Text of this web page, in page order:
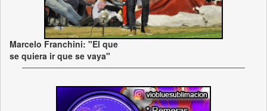
Marcelo Franchini: "El que
se quiera ir que se vaya"